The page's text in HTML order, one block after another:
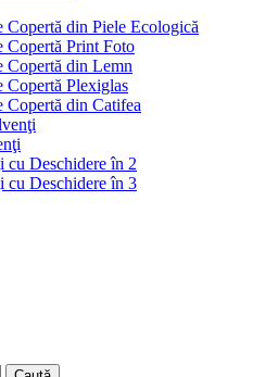
Copertă din Piele Ecologică
Copertă Print Foto
Copertă din Lemn
Copertă Plexiglas
Copertă din Catifea
cu Deschidere în 2
cu Deschidere în 3